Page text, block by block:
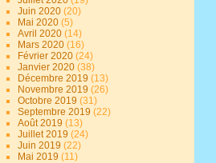
Juin 2020(20)
Mai 2020(5)
Avril 2020(14)
Mars 2020(16)
Février 2020(24)
Janvier 2020(38)
Décembre 2019(13)
Novembre 2019(26)
Octobre 2019(31)
Septembre 2019(22)
Août 2019(13)
Juillet 2019(24)
Juin 2019(22)
Mai 2019(11)